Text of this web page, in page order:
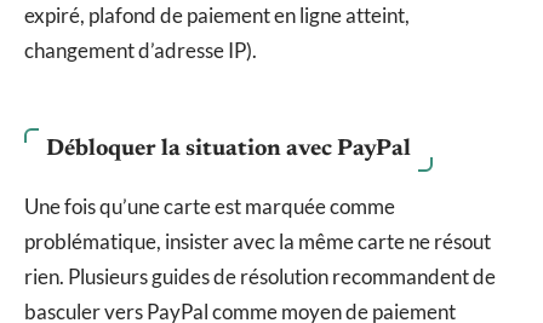
expiré, plafond de paiement en ligne atteint,
changement d’adresse IP).
Débloquer la situation avec PayPal
Une fois qu’une carte est marquée comme
problématique, insister avec la même carte ne résout
rien. Plusieurs guides de résolution recommandent de
basculer vers PayPal comme moyen de paiement